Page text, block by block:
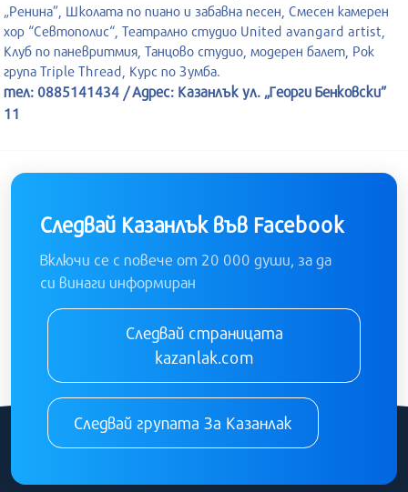
„Ренина”, Школата по пиано и забавна песен, Смесен камерен
хор “Севтополис“, Театрално студио United avangard artist,
Клуб по паневритмия, Танцово студио, модерен балет, Рок
група Triple Thread, Курс по Зумба.
тел: 0885141434 / Адрес: Казанлък ул. „Георги Бенковски”
11
Следвай Казанлък във Facebook
Включи се с повече от 20 000 души, за да
си винаги информиран
Следвай страницата
kazanlak.com
Следвай групата За Казанлак